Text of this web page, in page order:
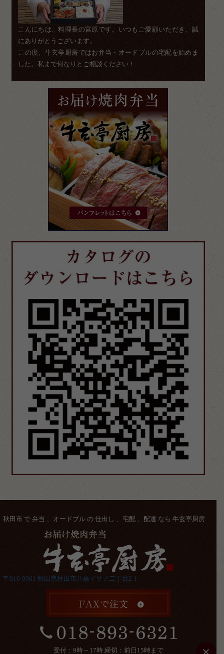
こんにちは、料理長の宮原です。いつもご愛顧いただき、誠
にありがとうございます。
この度、牛玄亭厨房ではお弁当・オードブルの宅配を始めま
した。私まで何なりとご相談ください！
秋田市 で 弁当 、オードブル の 仕出し 、宅配 、配達 なら 牛玄亭厨房
〒010-0961 秋田県秋田市八橋イサノ二丁目2-1
受付：9時～17時 締切：前日15時まで